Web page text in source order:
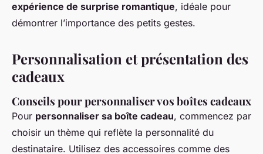
expérience de surprise romantique, idéale pour
démontrer l’importance des petits gestes.
Personnalisation et présentation des
cadeaux
Conseils pour personnaliser vos boîtes cadeaux
Pour personnaliser sa boîte cadeau, commencez par
choisir un thème qui reflète la personnalité du
destinataire. Utilisez des accessoires comme des